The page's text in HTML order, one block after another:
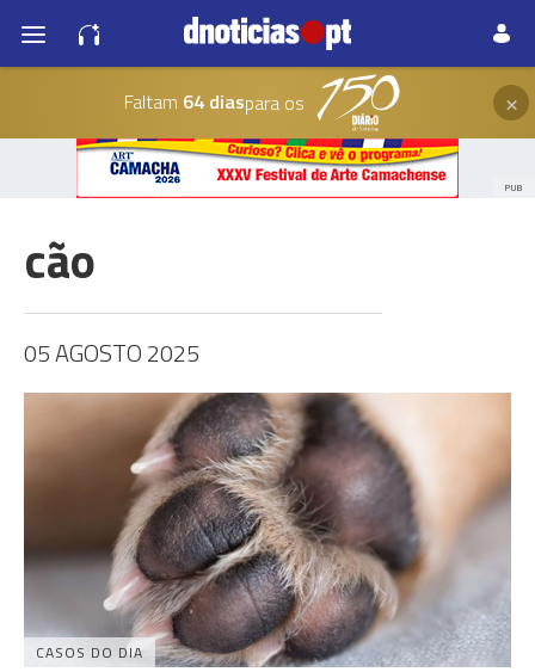
Faltam 64 diaspara os ×
PUB
cão
05 AGOSTO 2025
CASOS DO DIA